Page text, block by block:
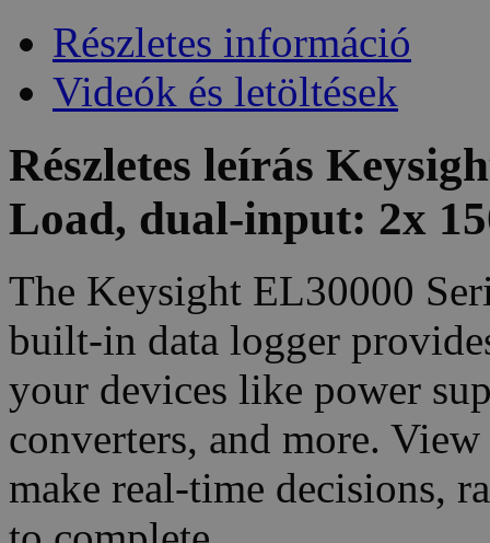
Részletes információ
Videók és letöltések
Részletes leírás
Load, dual-input: 2x
The Keysight EL30000
built-in data logger
your devices like power
converters, and more.
make real-time decisions,